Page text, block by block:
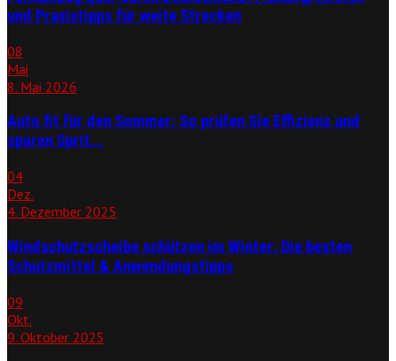
und Praxistipps für weite Strecken
08
Mai
8. Mai 2026
Auto fit für den Sommer: So prüfen Sie Effizienz und
sparen Sprit...
04
Dez.
4. Dezember 2025
Windschutzscheibe schützen im Winter: Die besten
Schutzmittel & Anwendungstipps
09
Okt.
9. Oktober 2025